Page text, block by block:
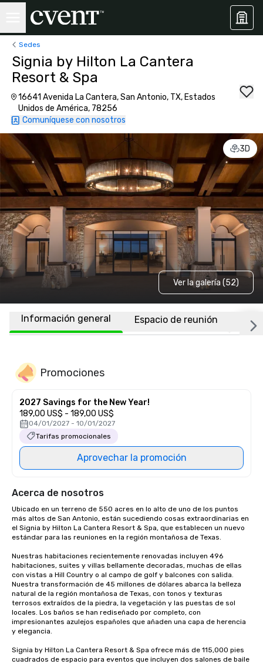
Sedes
Signia by Hilton La Cantera
Resort & Spa
16641 Avenida La Cantera, San Antonio, TX, Estados
Unidos de América, 78256
Comuníquese con nosotros
3D
Ver la galería (52)
Información general Espacio de reunión
Promociones
2027 Savings for the New Year!
189,00 US$ - 189,00 US$
04/01/2027 - 10/01/2027
Tarifas promocionales
Aprovechar la promoción
Acerca de nosotros
Ubicado en un terreno de 550 acres en lo alto de uno de los puntos
más altos de San Antonio, están sucediendo cosas extraordinarias en
el Signia by Hilton La Cantera Resort & Spa, que establecen un nuevo
estándar para las reuniones en la región montañosa de Texas.
Nuestras habitaciones recientemente renovadas incluyen 496
habitaciones, suites y villas bellamente decoradas, muchas de ellas
con vistas a Hill Country o al campo de golf y balcones con salida.
Nuestra transformación de 45 millones de dólares abarca la belleza
natural de la región montañosa de Texas, con tonos y texturas
terrosos extraídos de la piedra, la vegetación y las puestas de sol
locales. Los baños se han rediseñado por completo, con
impresionantes azulejos españoles que añaden una capa de herencia
y elegancia.
Signia by Hilton La Cantera Resort & Spa ofrece más de 115,000 pies
cuadrados de espacio para eventos que incluyen dos salones de baile